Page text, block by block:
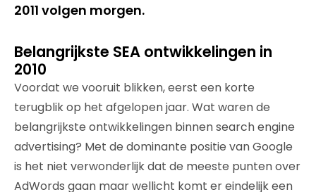
2011 volgen morgen.
Belangrijkste SEA ontwikkelingen in
2010
Voordat we vooruit blikken, eerst een korte
terugblik op het afgelopen jaar. Wat waren de
belangrijkste ontwikkelingen binnen search engine
advertising? Met de dominante positie van Google
is het niet verwonderlijk dat de meeste punten over
AdWords gaan maar wellicht komt er eindelijk een